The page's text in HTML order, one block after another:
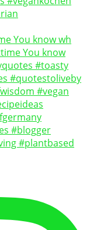
You know wh